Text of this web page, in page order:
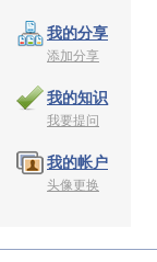
我的分享
添加分享
我的知识
我要提问
我的帐户
头像更换